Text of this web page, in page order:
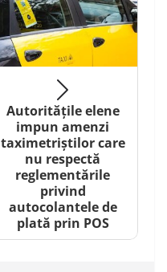
Autoritățile elene
impun amenzi
taximetriștilor care
nu respectă
reglementările
privind
autocolantele de
plată prin POS